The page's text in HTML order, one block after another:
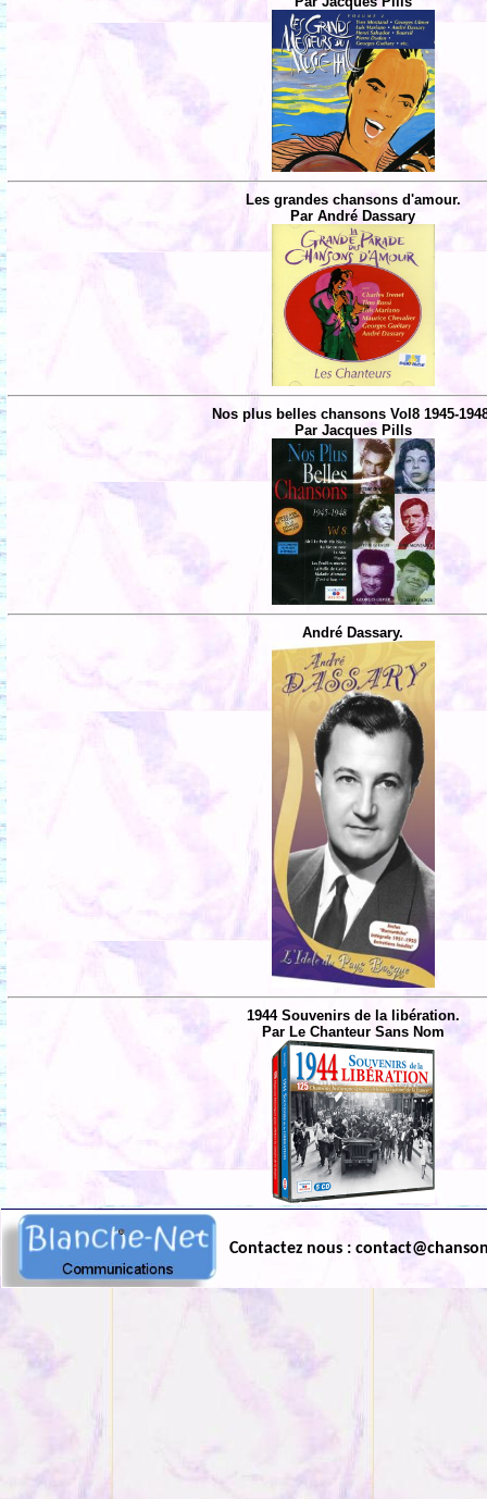
Les grandes chansons d'amour.
Par André Dassary
Nos plus belles chansons Vol8 1945-
Par Jacques Pills
André Dassary.
1944 Souvenirs de la libération.
Par Le Chanteur Sans Nom
Contactez nous :